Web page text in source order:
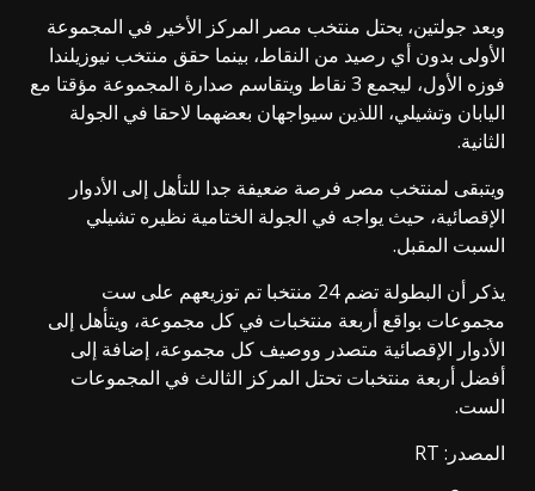
وبعد جولتين، يحتل منتخب مصر المركز الأخير في المجموعة
الأولى بدون أي رصيد من النقاط، بينما حقق منتخب نيوزيلندا
فوزه الأول، ليجمع 3 نقاط ويتقاسم صدارة المجموعة مؤقتا مع
اليابان وتشيلي، اللذين سيواجهان بعضهما لاحقا في الجولة
الثانية.
ويتبقى لمنتخب مصر فرصة ضعيفة جدا للتأهل إلى الأدوار
الإقصائية، حيث يواجه في الجولة الختامية نظيره تشيلي
السبت المقبل.
يذكر أن البطولة تضم 24 منتخبا تم توزيعهم على ست
مجموعات بواقع أربعة منتخبات في كل مجموعة، ويتأهل إلى
الأدوار الإقصائية متصدر ووصيف كل مجموعة، إضافة إلى
أفضل أربعة منتخبات تحتل المركز الثالث في المجموعات
الست.
المصدر: RT